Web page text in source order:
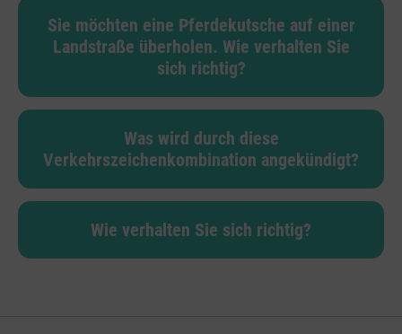
Sie möchten eine Pferdekutsche auf einer
Landstraße überholen. Wie verhalten Sie
sich richtig?
Was wird durch diese
Verkehrszeichenkombination angekündigt?
Wie verhalten Sie sich richtig?